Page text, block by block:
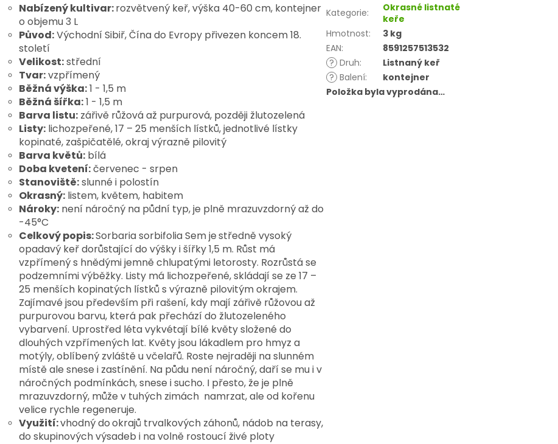
Nabízený kultivar:rozvětvený keř, výška 40-60 cm, kontejner
o objemu 3 L
Původ:Východní Sibiř, Čínado Evropy přivezen koncem 18.
století
Velikost:střední
Tvar:vzpřímený
Běžná výška:1 - 1,5 m
Běžná šířka:1 - 1,5 m
Barva listu: zářivě růžová až purpurová, později žlutozelená
Listy: lichozpeřené, 17 – 25 menších lístků, jednotlivé lístky
kopinaté, zašpičatělé, okraj výrazně pilovitý
Barva květů: bílá
Doba kvetení:červenec - srpen
Stanoviště:slunné i polostín
Okrasný: listem, květem, habitem
Nároky: není náročný na půdní typ, je plně mrazuvzdorný až do
-45°C
Celkový popis:Sorbaria sorbifolia Sem jestředně vysoký
opadavý keř dorůstající do výšky i šířky 1,5 m. Růst má
vzpřímený s hnědými jemně chlupatými letorosty. Rozrůstá se
podzemními výběžky. Listy má lichozpeřené, skládají se ze 17 –
25 menších kopinatých lístků s výrazně pilovitým okrajem.
Zajímavé jsou především při rašení, kdy mají zářivě růžovou až
purpurovou barvu, která pak přechází do žlutozeleného
vybarvení. Uprostřed léta vykvétají bílé květy složené do
dlouhých vzpřímených lat. Květy jsou lákadlem pro hmyz a
motýly, oblíbený zvláště u včelařů. Roste nejraději na slunném
místě ale snese i zastínění. Na půdu není náročný, daří se mu i v
náročných podmínkách, snese i sucho. I přesto, že je plně
mrazuvzdorný, může v tuhých zimách namrzat, ale od kořenu
velice rychle regeneruje.
Využití:vhodný dookrajů trvalkových záhonů, nádob na terasy,
do skupinových výsadeb i na volně rostoucí živé ploty
Kategorie:
Okrasné listnaté
keře
Hmotnost:
3 kg
EAN:
8591257513532
? Druh:
Listnaný keř
? Balení:
kontejner
Položka byla vyprodána…